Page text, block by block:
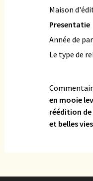
Maison
Presentatie
Année de
Le type de
en mooie
réédition
et belles